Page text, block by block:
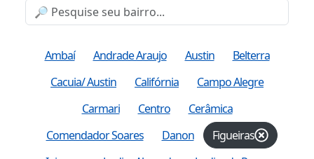
Ambaí Andrade Araujo Austin
Belterra
Cacuia/ Austin
Califórnia
Campo Alegre
Carmari
Centro
Cerâmica
Comendador Soares
Danon
Figueiras